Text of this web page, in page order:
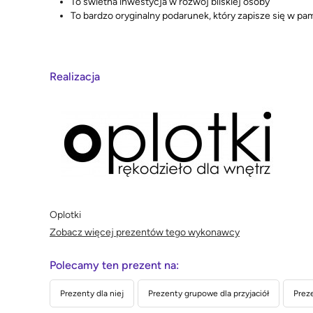
To bardzo oryginalny podarunek, który zapisze się w
Realizacja
Oplotki
Zobacz więcej prezentów tego wykonawcy
Polecamy ten prezent na:
Prezenty dla niej Prezenty grupowe dla przyjaciół